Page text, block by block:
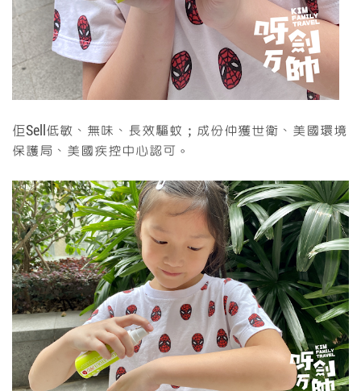
佢Sell低敏、無味、長效驅蚊；成份仲獲世衛、美國環境
保護局、美國疾控中心認可。